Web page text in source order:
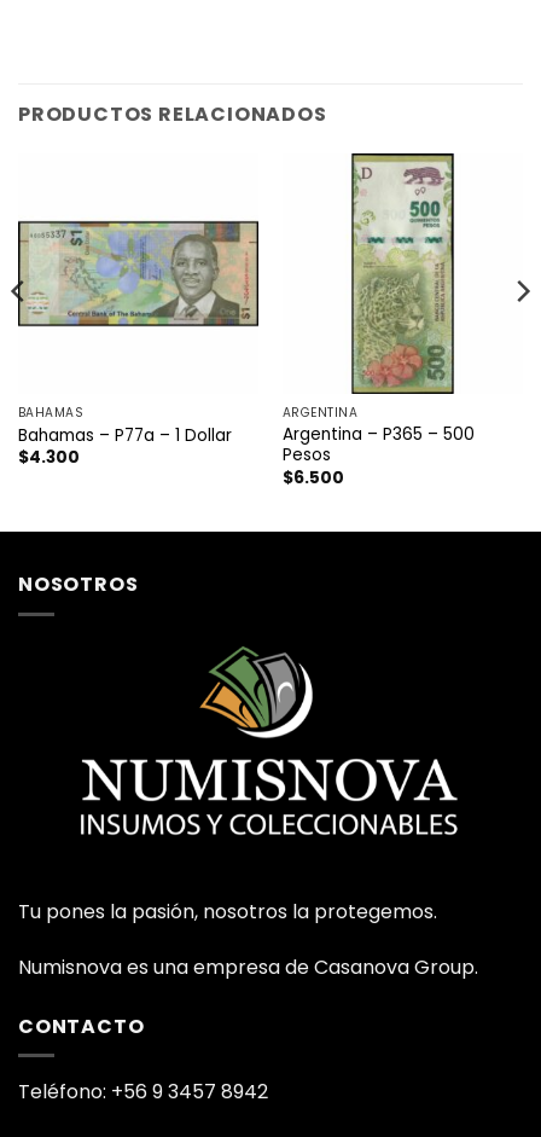
PRODUCTOS RELACIONADOS
BAHAMAS
Bahamas – P77a – 1 Dollar
$4.300
ARGENTINA
Argentina – P365 – 500
Pesos
$6.500
NOSOTROS
Tu pones la pasión, nosotros la protegemos.
Numisnova es una empresa de Casanova Group.
CONTACTO
Teléfono: +56 9 3457 8942